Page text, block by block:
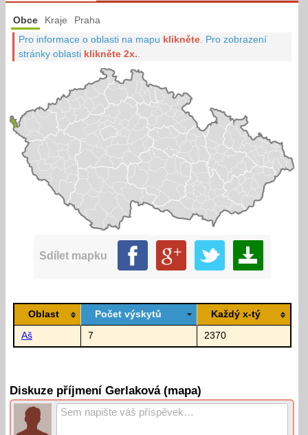
Obce Kraje Praha
Pro informace o oblasti na mapu klikněte Pro zobrazení
stránky oblasti klikněte 2x.
Sdílet mapku
Oblast Počet výskytů Každý x-tý
Aš 7 2370
Diskuze příjmení Gerlaková (mapa)